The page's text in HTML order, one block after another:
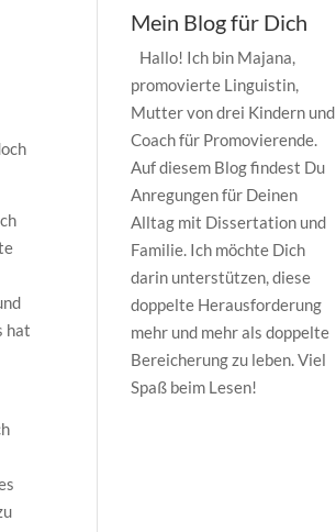
hat
Mein Blog für Dich
Hallo! Ich bin Majana,
promovierte Linguistin,
Mutter von drei Kindern und
Coach für Promovierende.
Auf diesem Blog findest Du
Anregungen für Deinen
Alltag mit Dissertation und
Familie. Ich möchte Dich
darin unterstützen, diese
doppelte Herausforderung
mehr und mehr als doppelte
Bereicherung zu leben. Viel
Spaß beim Lesen!